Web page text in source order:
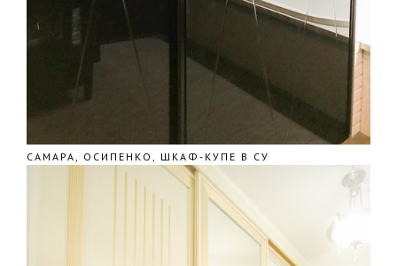
САМАРА, ОСИПЕНКО, ШКАФ-КУПЕ В СУ